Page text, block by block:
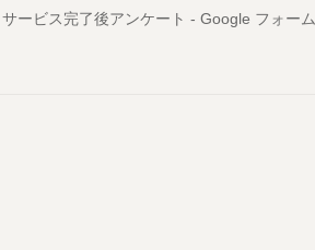
ービス完了後アンケート - Google フォーム